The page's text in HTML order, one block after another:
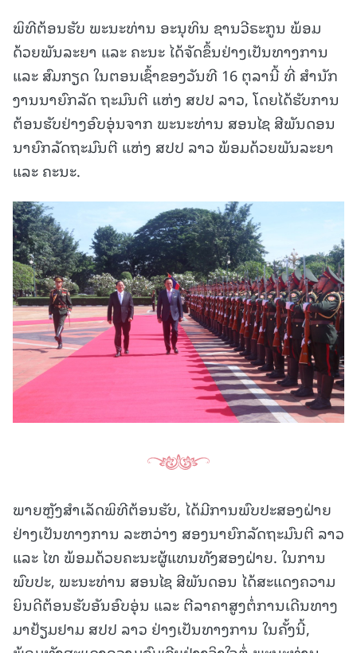
ພິທີຕ້ອນຮັບ ພະນະທ່ານ ອະນຸທິນ ຊານວີຣະກູນ ພ້ອມ
ດ້ວຍພັນລະຍາ ແລະ ຄະນະ ໄດ້ຈັດຂຶ້ນຢ່າງເປັນທາງການ
ແລະ ສົມກຽດ ໃນຕອນເຊົ້າຂອງວັນທີ 16 ຕຸລານີ້ ທີ່ ສໍານັກ
ງານນາຍົກລັດ ຖະມົນຕີ ແຫ່ງ ສປປ ລາວ, ໂດຍໄດ້ຮັບການ
ຕ້ອນຮັບຢ່າງອົບອຸ່ນຈາກ ພະນະທ່ານ ສອນໄຊ ສີພັນດອນ
ນາຍົກລັດຖະມົນຕີ ແຫ່ງ ສປປ ລາວ ພ້ອມດ້ວຍພັນລະຍາ
ແລະ ຄະນະ.
ພາຍຫຼັງສໍາເລັດພິທີຕ້ອນຮັບ, ໄດ້ມີການພົບປະສອງຝ່າຍ
ຢ່າງເປັນທາງການ ລະຫວ່າງ ສອງນາຍົກລັດຖະມົນຕີ ລາວ
ແລະ ໄທ ພ້ອມດ້ວຍຄະນະຜູ້ແທນທັງສອງຝ່າຍ. ໃນການ
ພົບປະ, ພະນະທ່ານ ສອນໄຊ ສີພັນດອນ ໄດ້ສະແດງຄວາມ
ຍິນດີຕ້ອນຮັບອັນອົບອຸ່ນ ແລະ ຕີລາຄາສູງຕໍ່ການເດີນທາງ
ມາຢ້ຽມຢາມ ສປປ ລາວ ຢ່າງເປັນທາງການ ໃນຄັ້ງນີ້,